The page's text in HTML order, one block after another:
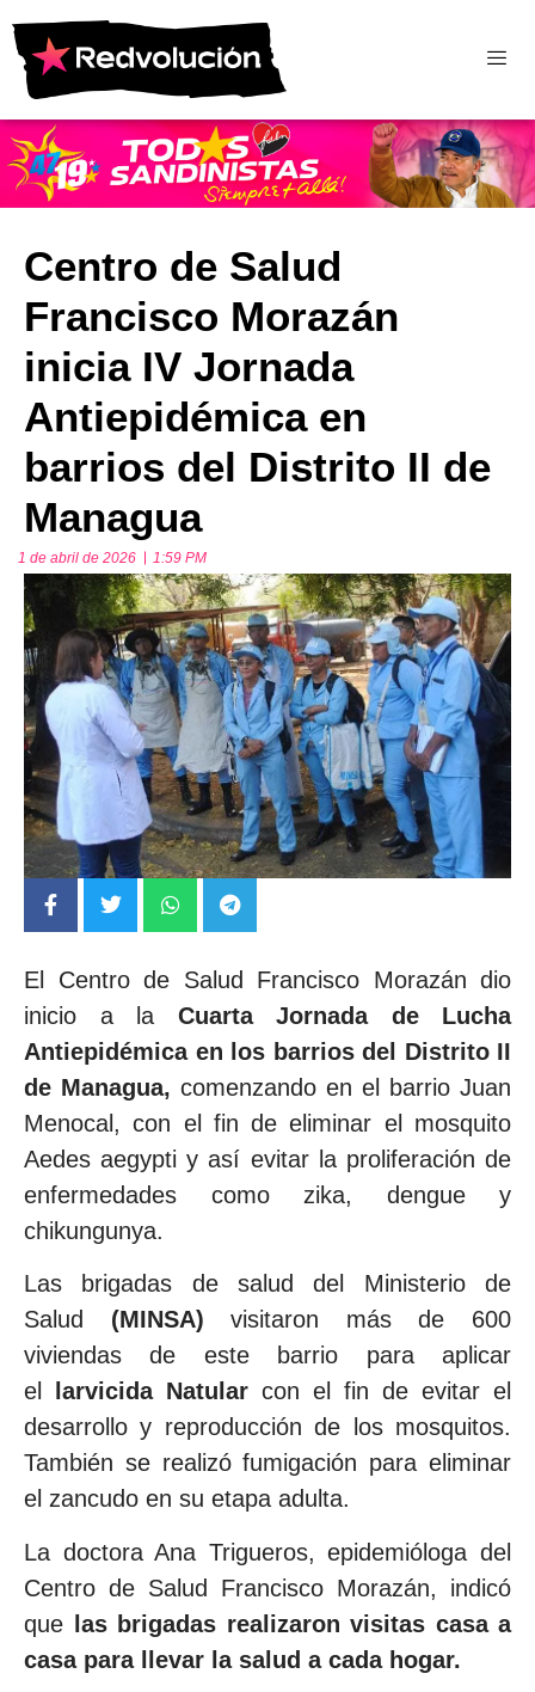
Centro de Salud
Francisco Morazán
inicia IV Jornada
Antiepidémica en
barrios del Distrito II de
Managua
1 de abril de 2026 1:59 PM
El Centro de Salud Francisco Morazán dio
inicio a la Cuarta Jornada de Lucha
Antiepidémica en los barrios del Distrito II
de Managua, comenzando en el barrio Juan
Menocal, con el fin de eliminar el mosquito
Aedes aegypti y así evitar la proliferación de
enfermedades como zika, dengue y
chikungunya.
Las brigadas de salud del Ministerio de
Salud (MINSA) visitaron más de 600
viviendas de este barrio para aplicar
el
larvicida Natular con el fin de evitar el
desarrollo y reproducción de los mosquitos.
También se realizó fumigación para eliminar
el zancudo en su etapa adulta.
La doctora Ana Trigueros, epidemióloga del
Centro de Salud Francisco Morazán, indicó
que las brigadas realizaron visitas casa a
casa para llevar la salud a cada hogar.